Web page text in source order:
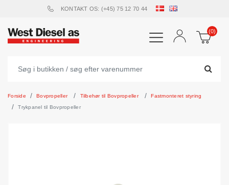
KONTAKT OS: (+45) 75 12 70 44
(0)
Forside Bovpropeller Tilbehør til Bovpropeller
Fastmonteret styring
Trykpanel til Bovpropeller